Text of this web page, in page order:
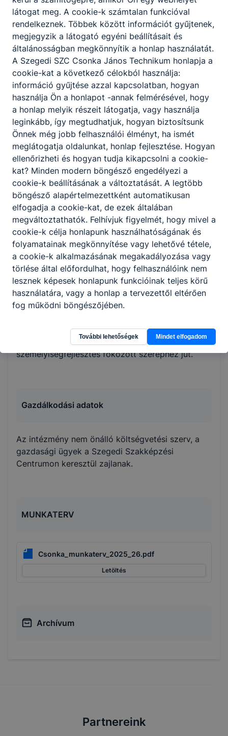
színes egysége, hozzájárul ahhoz, hogy diákjaink
a munkaerő-piaci viszonyokhoz rugalmasan
igazodó, az informatikában jártas, idegen nyelven
kommunikáló emberekké váljanak.
Előkészítjük és meglapozzuk az élethosszig tartó
tanulást, segítjük a munkába állást, a szükséges
szakmaváltást, a továbbtanulást.
1.2 Szakképző iskolában
Az általános műveltséget megalapozó oktatás-
nevelés mellett a szakmai elmélet és gyakorlat
oktatása folyamatában fejlődik a tanulókban saját
egészségük, az emberi környezet és természet
megóvására irányuló felelősségérzet a választott
szakmájuk iránti elkötelezettségük, az igény a
munkatársakkal együttműködő, egyenrangú
szolidáris viszony kialakítására, a közösségi és az
egyéni érdekek, értékek egyensúlyának
megteremtésére. A tanulók az új szakmai és
gyakorlati ismeretek tanulása révén felkészülnek
arra, hogy a 9. évfolyam végén ágazati
alapvizsgát, a 11. évfolyam elvégzése után
nevelő folyamatban az önálló, felelősségteljes
munkára nevelés mellett, az önértékelés-
személyiségfejlesztés fokozott szerephez jut.
Gazdálkodási adatok
Az intézmény nem önálló költségvetési szerv, a
gazdasági ügyek a Szegedi Szakképzési
Centrumon keresztül zajlanak.
MUNKATERV
Csonka_munkaterv_2025_26.pdf
Letöltés
Archívum
Partnereink
látogat meg. A cookie-k számtalan funkcióval
rendelkeznek. Többek között információt gyűjtenek,
megjegyzik a látogató egyéni beállításait és
általánosságban megkönnyítik a honlap használatát.
A Szegedi SZC Csonka János Technikum honlapja a
cookie-kat a következő célokból használja:
információ gyűjtése azzal kapcsolatban, hogyan
használja Ön a honlapot -annak felmérésével, hogy
a honlap melyik részeit látogatja, vagy használja
leginkább, így megtudhatjuk, hogyan biztosítsunk
Önnek még jobb felhasználói élményt, ha ismét
meglátogatja oldalunkat, honlap fejlesztése. Hogyan
ellenőrizheti és hogyan tudja kikapcsolni a cookie-
kat? Minden modern böngésző engedélyezi a
cookie-k beállításának a változtatását. A legtöbb
böngésző alapértelmezettként automatikusan
elfogadja a cookie-kat, de ezek általában
megváltoztathatók. Felhívjuk figyelmét, hogy mivel a
cookie-k célja honlapunk használhatóságának és
folyamatainak megkönnyítése vagy lehetővé tétele,
a cookie-k alkalmazásának megakadályozása vagy
törlése által előfordulhat, hogy felhasználóink nem
lesznek képesek honlapunk funkcióinak teljes körű
használatára, vagy a honlap a tervezettől eltérően
fog működni böngészőjében.
További lehetőségek Mindet elfogadom